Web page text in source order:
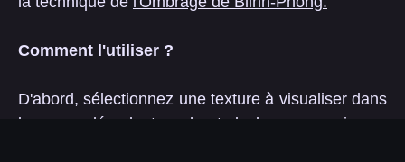
Comment l'utiliser ?
D'abord, sélectionnez une texture à visualiser dans
le menu déroulant en haut de la page, qui sera